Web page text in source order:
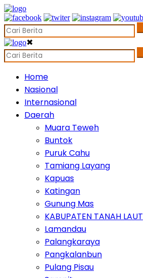
✖
Home
Nasional
Internasional
Daerah
Muara Teweh
Buntok
Puruk Cahu
Tamiang Layang
Kapuas
Katingan
Gunung Mas
KABUPATEN TANAH LAUT
Lamandau
Palangkaraya
Pangkalanbun
Pulang Pisau